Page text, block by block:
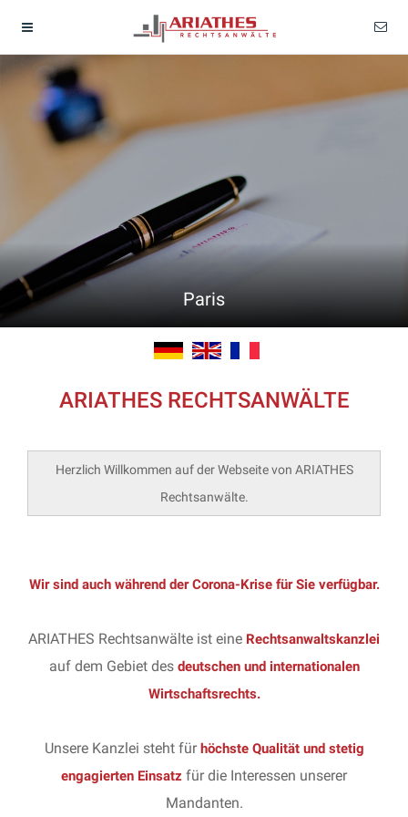
Paris
ARIATHES RECHTSANWÄLTE
Herzlich Willkommen auf der Webseite von ARIATHES
Rechtsanwälte.
Wir sind auch während der Corona-Krise für Sie verfügbar.
ARIATHES Rechtsanwälte ist eine Rechtsanwaltskanzlei
auf dem Gebiet des deutschen und internationalen
Wirtschaftsrechts.
Unsere Kanzlei steht fürhöchste Qualität und stetig
engagierten Einsatz für die Interessen unserer
Mandanten.